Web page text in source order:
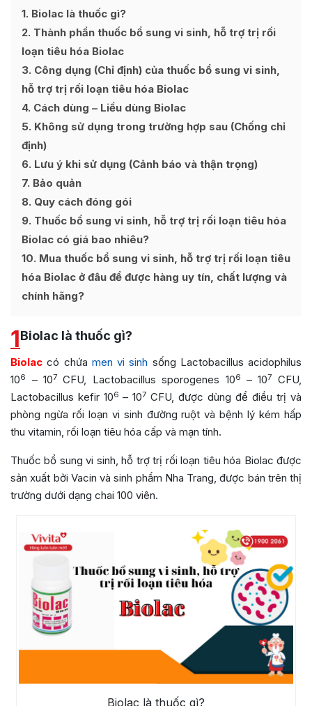
1 Biolac là thuốc gì?
2 Thành phần thuốc bổ sung vi sinh, hỗ trợ trị rối
loạn tiêu hóa Biolac
3 Công dụng (Chỉ định) của thuốc bổ sung vi sinh,
hỗ trợ trị rối loạn tiêu hóa Biolac
4 Cách dùng – Liều dùng Biolac
5 Không sử dụng trong trường hợp sau (Chống chỉ
định)
6 Lưu ý khi sử dụng (Cảnh báo và thận trọng)
7 Bảo quản
8 Quy cách đóng gói
9 Thuốc bổ sung vi sinh, hỗ trợ trị rối loạn tiêu hóa
Biolac có giá bao nhiêu?
10 Mua thuốc bổ sung vi sinh, hỗ trợ trị rối loạn tiêu
hóa Biolac ở đâu để được hàng uy tín, chất lượng và
chính hãng?
1Biolac là thuốc gì?
Biolac có chứa men vi sinh sống Lactobacillus acidophilus
106 – 107CFU, Lactobacillus sporogenes 106 – 107
CFU,
Lactobacillus kefir 106 – 107 CFU, được dùng để điều trị và
phòng ngừa rối loạn vi sinh đường ruột và bệnh lý kém hấp
thu vitamin, rối loạn tiêu hóa cấp và mạn tính.
Thuốc bổ sung vi sinh, hỗ trợ trị rối loạn tiêu hóa Biolac được
sản xuất bởi Vacin và sinh phẩm Nha Trang, được bán trên thị
trường dưới dạng chai 100 viên.
Biolac là thuốc gì?